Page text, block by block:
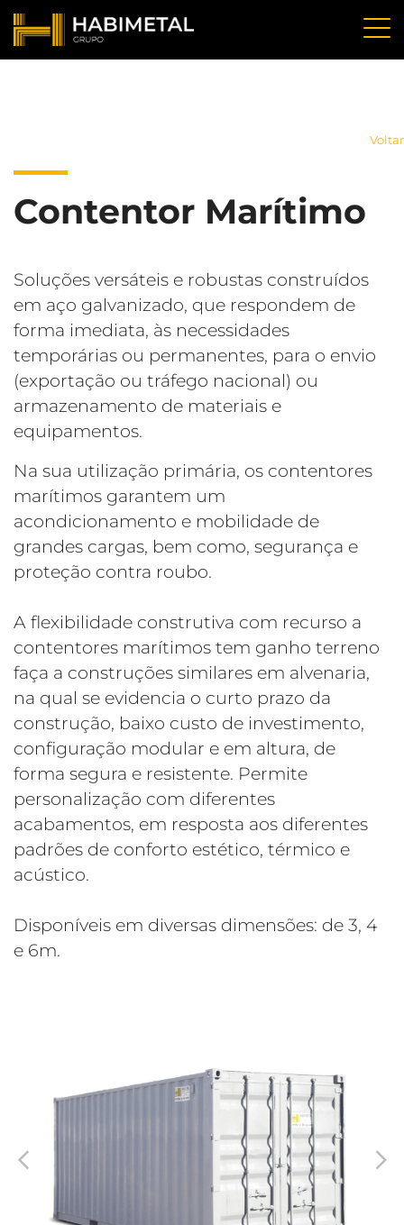
Voltar
Contentor Marítimo
Soluções versáteis e robustas construídos
em aço galvanizado, que respondem de
forma imediata, às necessidades
temporárias ou permanentes, para o envio
(exportação ou tráfego nacional) ou
armazenamento de materiais e
equipamentos.
Na sua utilização primária, os contentores
marítimos garantem um
acondicionamento e mobilidade de
grandes cargas, bem como, segurança e
proteção contra roubo.
A flexibilidade construtiva com recurso a
contentores marítimos tem ganho terreno
faça a construções similares em alvenaria,
na qual se evidencia o curto prazo da
construção, baixo custo de investimento,
configuração modular e em altura, de
forma segura e resistente. Permite
personalização com diferentes
acabamentos, em resposta aos diferentes
padrões de conforto estético, térmico e
acústico.
Disponíveis em diversas dimensões: de 3, 4
e 6m.